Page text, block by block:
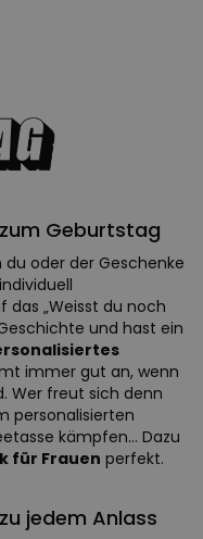
Geburtstag
du oder der Geschenke
das „Weisst du noch
und hast ein
immer gut an, wenn
Wer freut sich denn
personalisierten
kämpfen... Dazu
für Frauen perfekt.
jedem Anlass